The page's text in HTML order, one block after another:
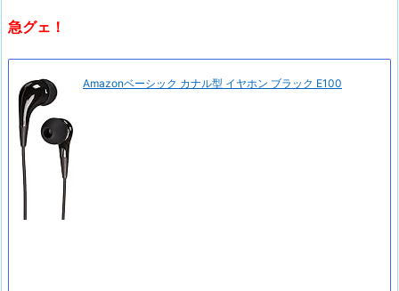
急グェ！
Amazonベーシック カナル型 イヤホン ブラック E100